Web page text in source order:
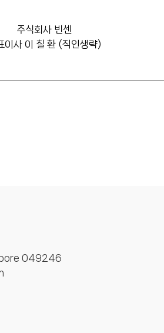
주식회사 빈센
이사 이 칠 환 (직인생략)
049246